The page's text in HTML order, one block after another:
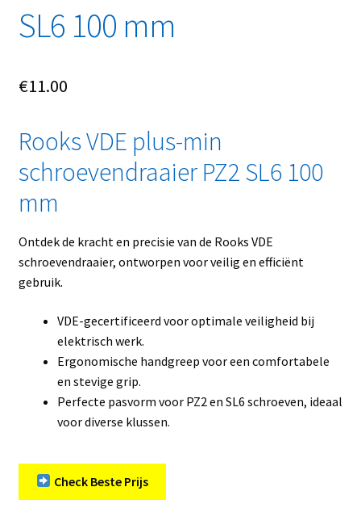
SL6 100 mm
€11.00
Rooks VDE plus-min
schroevendraaier PZ2 SL6 100
mm
Ontdek de kracht en precisie van de Rooks VDE
schroevendraaier, ontworpen voor veilig en efficiënt
gebruik.
VDE-gecertificeerd voor optimale veiligheid bij
elektrisch werk.
Ergonomische handgreep voor een comfortabele
en stevige grip.
Perfecte pasvorm voor PZ2 en SL6 schroeven, ideaal
voor diverse klussen.
Check Beste Prijs